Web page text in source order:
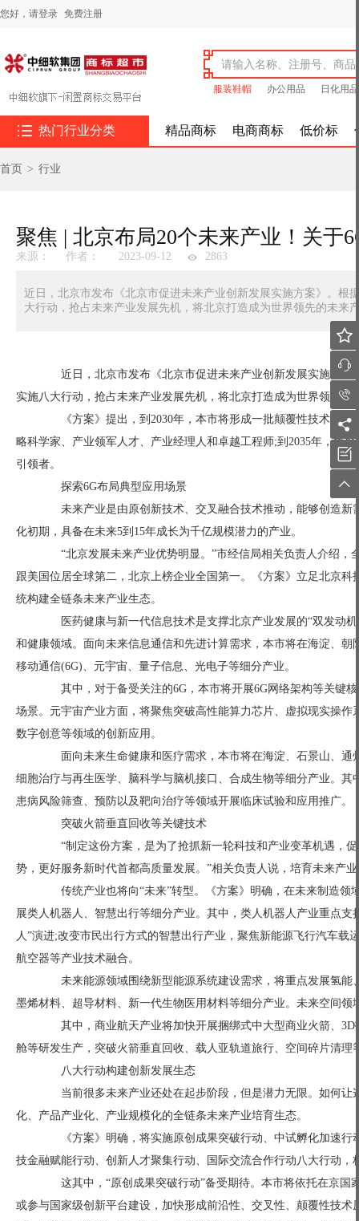
您好， 请登录 免费注册
服装鞋帽 办公用品 日化用品
 热门行业分类 精品商标 电商商标 低价标
首页 > 行业
聚焦 | 北京布局20个未来产业！关于
来源： 作者： 2023-09-12 2863
近日，北京市发布《北京市促进未来产业创新发展实施方案》。根
大行动，抢占未来产业发展先机，将北京打造成为世界领先的未来
近日，北京市发布《北京市促进未来产业创新发展实施方案
实施八大行动，抢占未来产业发展先机，将北京打造成为世界领先的
《方案》提出，到2030年，本市将形成一批颠覆性技术和重
略科学家、产业领军人才、产业经理人和卓越工程师;到2035年，集
引领者。
探索6G布局典型应用场景
未来产业是由原创新技术、交叉融合技术推动，能够创造新
化初期，具备在未来5到15年成长为千亿规模潜力的产业。
“北京发展未来产业优势明显。”市经信局相关负责人介绍，
跟美国位居全球第二，北京上榜企业全国第一。《方案》立足北京
统构建全链条未来产业生态。
医药健康与新一代信息技术是支撑北京产业发展的“双发动机
和健康领域。面向未来信息通信和先进计算需求，本市将在海淀、
移动通信(6G)、元宇宙、量子信息、光电子等细分产业。
其中，对于备受关注的6G，本市将开展6G网络架构等关键
场景。元宇宙产业方面，将聚焦突破高性能算力芯片、虚拟现实操
数字创意等领域的创新应用。
面向未来生命健康和医疗需求，本市将在海淀、石景山、通
细胞治疗与再生医学、脑科学与脑机接口、合成生物等细分产业。
患病风险筛查、预防以及靶向治疗等领域开展临床试验和应用推广。
突破火箭垂直回收等关键技术
“制定这份方案，是为了抢抓新一轮科技和产业变革机遇，促
势，更好服务新时代首都高质量发展。”相关负责人说，培育未来产
传统产业也将向“未来”转型。《方案》明确，在未来制造领
展类人机器人、智慧出行等细分产业。其中，类人机器人产业重点
人”演进;改变市民出行方式的智慧出行产业，聚焦新能源飞行汽车
航空器等产业技术融合。
未来能源领域围绕新型能源系统建设需求，将重点发展氢能
墨烯材料、超导材料、新一代生物医用材料等细分产业。未来空间
其中，商业航天产业将加快开展捆绑式中大型商业火箭、3D
舱等研发生产，突破火箭垂直回收、载人亚轨道旅行、空间碎片清理
八大行动构建创新发展生态
当前很多未来产业还处在起步阶段，但是潜力无限。如何让
化、产品产业化、产业规模化的全链条未来产业培育生态。
《方案》明确，将实施原创成果突破行动、中试孵化加速行
技金融赋能行动、创新人才聚集行动、国际交流合作行动八大行动，
这其中，“原创成果突破行动”备受期待。本市将依托在京国
或参与国家级创新平台建设，加快形成前沿性、交叉性、颠覆性技





